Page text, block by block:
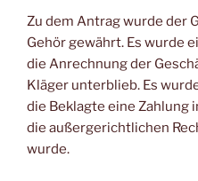
Zu dem Antrag wurde der
Gehör gewährt. Es wurde
die Anrechnung der
Kläger unterblieb. Es
die Beklagte eine Zahlung
die außergerichtlichen
wurde.